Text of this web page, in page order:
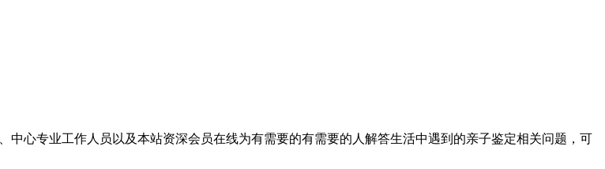
心专业工作人员以及本站资深会员在线为有需要的有需要的人解答生活中遇到的亲子鉴定相关问题，可